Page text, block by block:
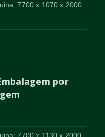
7700 x 1070 x 2000
por